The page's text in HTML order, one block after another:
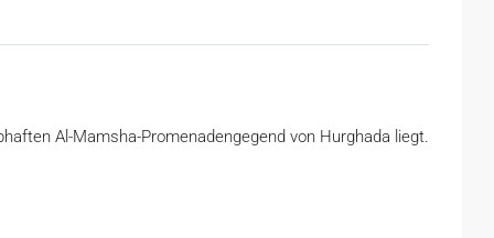
Al-Mamsha-Promenadengegend von Hurghada liegt.